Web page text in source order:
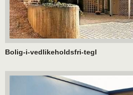
Bolig-i-vedlikeholdsfri-tegl